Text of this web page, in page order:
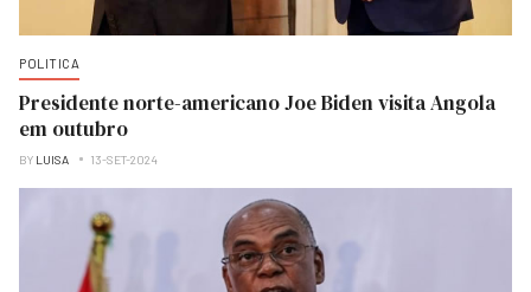
POLITICA
Presidente norte-americano Joe Biden visita Angola
em outubro
BY LUISA 13-SET-2024